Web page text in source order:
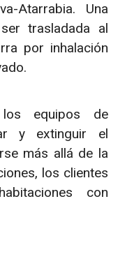
Atarrabia. Una
trasladada al
por inhalación
equipos de
y extinguir el
más allá de la
los clientes
con